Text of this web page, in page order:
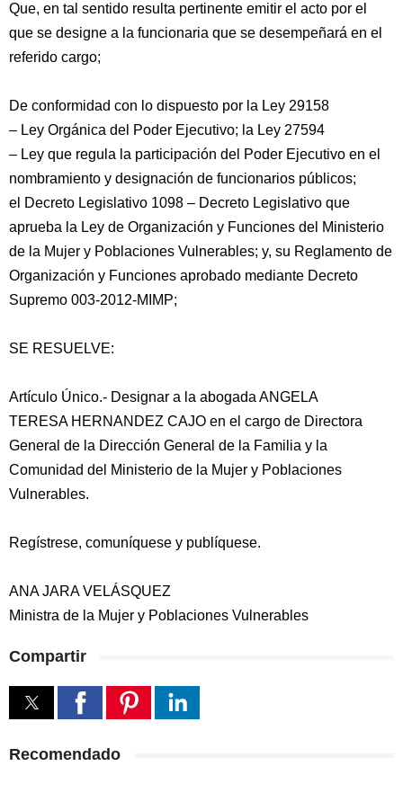
Que, en tal sentido resulta pertinente emitir el acto por el
que se designe a la funcionaria que se desempeñará en el
referido cargo;
De conformidad con lo dispuesto por la Ley 29158
– Ley Orgánica del Poder Ejecutivo; la Ley 27594
– Ley que regula la participación del Poder Ejecutivo en el
nombramiento y designación de funcionarios públicos;
el Decreto Legislativo 1098 – Decreto Legislativo que
aprueba la Ley de Organización y Funciones del Ministerio
de la Mujer y Poblaciones Vulnerables; y, su Reglamento de
Organización y Funciones aprobado mediante Decreto
Supremo 003-2012-MIMP;
SE RESUELVE:
Artículo Único.- Designar a la abogada ANGELA
TERESA HERNANDEZ CAJO en el cargo de Directora
General de la Dirección General de la Familia y la
Comunidad del Ministerio de la Mujer y Poblaciones
Vulnerables.
Regístrese, comuníquese y publíquese.
ANA JARA VELÁSQUEZ
Ministra de la Mujer y Poblaciones Vulnerables
Compartir
Recomendado